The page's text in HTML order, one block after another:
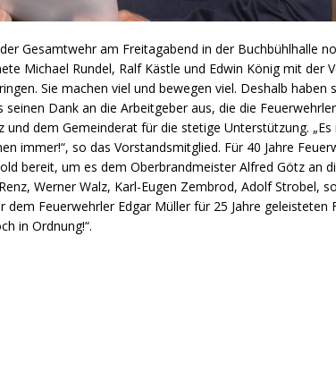
Gesamtwehr am Freitagabend in der Buchbühlhalle
Michael Rundel, Ralf Kästle und Edwin König mit der
Sie machen viel und bewegen viel. Deshalb haben
Dank an die Arbeitgeber aus, die die
dem Gemeinderat für die stetige Unterstützung.
immer!“, so das Vorstandsmitglied. Für 40 Jahre
bereit, um es dem Oberbrandmeister Alfred Götz an
Werner Walz, Karl-Eugen Zembrod, Adolf Strobel,
Feuerwehrler Edgar Müller für 25 Jahre geleisteten
in Ordnung!“.